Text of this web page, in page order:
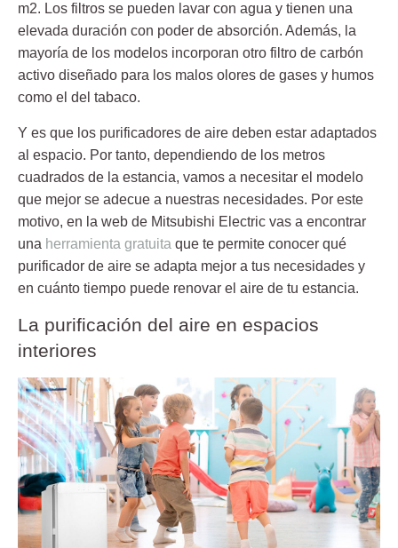
m2. Los filtros se pueden lavar con agua y tienen una
elevada duración con poder de absorción. Además, la
mayoría de los modelos incorporan otro filtro de carbón
activo diseñado para los malos olores de gases y humos
como el del tabaco.
Y es que los purificadores de aire deben estar adaptados
al espacio. Por tanto, dependiendo de los metros
cuadrados de la estancia, vamos a necesitar el modelo
que mejor se adecue a nuestras necesidades. Por este
motivo, en la web de Mitsubishi Electric vas a encontrar
una herramienta gratuita que te permite conocer qué
purificador de aire se adapta mejor a tus necesidades y
en cuánto tiempo puede renovar el aire de tu estancia.
La purificación del aire en espacios
interiores